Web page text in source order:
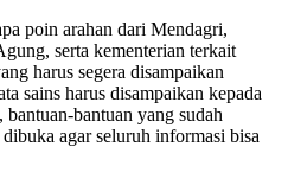
poin arahan dari Mendagri,
serta kementerian terkait
harus segera disampaikan
sains harus disampaikan kepada
bantuan-bantuan yang sudah
agar seluruh informasi bisa